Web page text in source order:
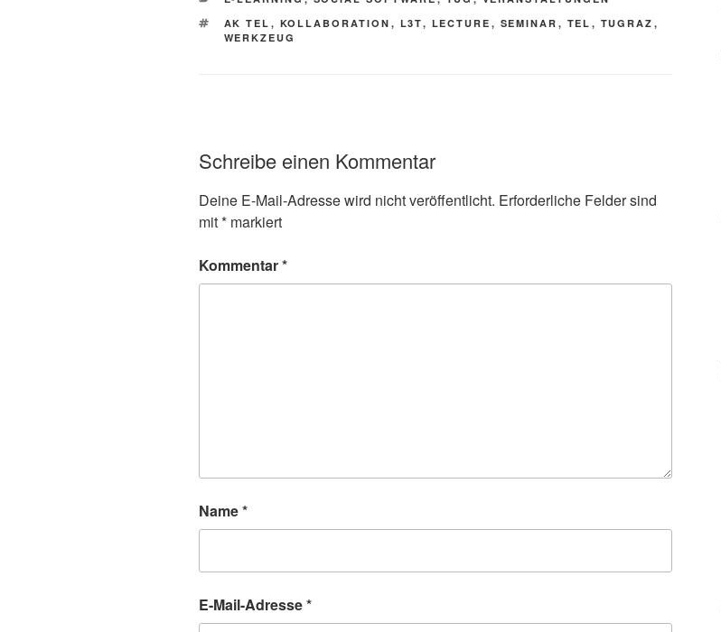
SCHLAGWÖRTER
AK TEL , KOLLABORATION , L3T, LECTURE , SEMINAR , TEL , TUGRAZ ,
WERKZEUG
Schreibe einen Kommentar
Deine E-Mail-Adresse wird nicht veröffentlicht. Erforderliche Felder sind
mit* markiert
Kommentar*
Name*
E-Mail-Adresse*